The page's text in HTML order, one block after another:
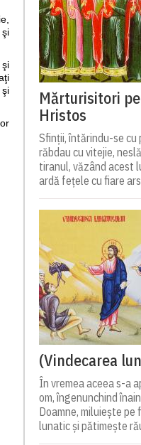
şi
şi
Mărturisitori
Hristos
Sfinții, întărindu-se cu
răbdau cu vitejie,
tiranul, văzând acest
ardă fețele cu fiare
(Vindecarea
În vremea aceea s-a
om, îngenunchind
Doamne, miluiește pe
lunatic și pătimește